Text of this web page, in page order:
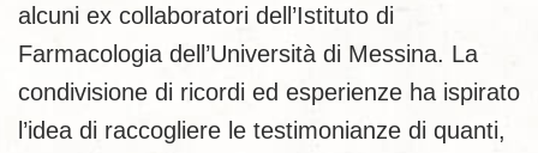
alcuni ex collaboratori dell’Istituto di
Farmacologia dell’Università di Messina. La
condivisione di ricordi ed esperienze ha ispirato
l’idea di raccogliere le testimonianze di quanti,